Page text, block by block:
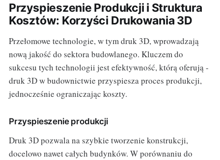
Przyspieszenie Produkcji i Struktura
Kosztów: Korzyści Drukowania 3D
Przełomowe technologie, w tym druk 3D, wprowadzają
nową jakość do sektora budowlanego. Kluczem do
sukcesu tych technologii jest efektywność, którą oferują -
druk 3D w budownictwie przyspiesza proces produkcji,
jednocześnie ograniczając koszty.
Przyspieszenie produkcji
Druk 3D pozwala na szybkie tworzenie konstrukcji,
docelowo nawet całych budynków. W porównaniu do